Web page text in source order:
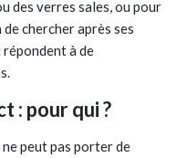
des verres sales, ou pour
chercher après ses
à de
: pour qui ?
peut pas porter de